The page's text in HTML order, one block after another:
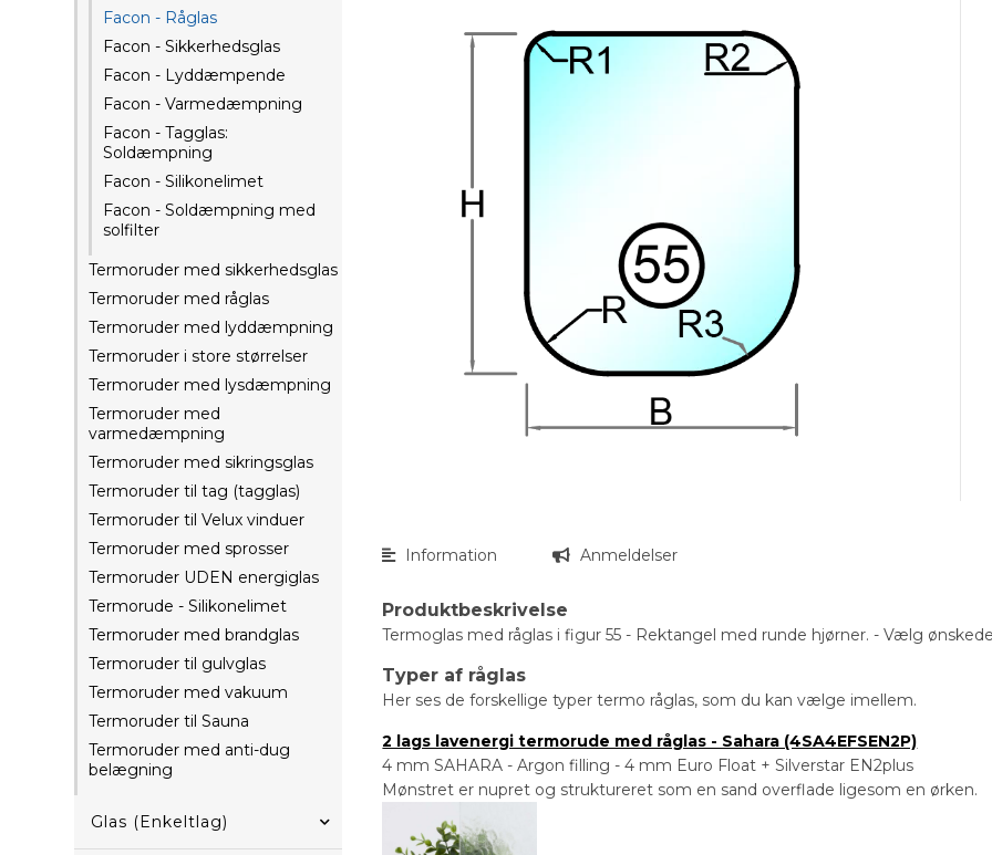
Facon - Råglas
Facon - Sikkerhedsglas
Facon - Lyddæmpende
Facon - Varmedæmpning
Facon - Tagglas:
Soldæmpning
Facon - Silikonelimet
Facon - Soldæmpning med
solfilter
Termoruder med sikkerhedsglas
Termoruder med råglas
Termoruder med lyddæmpning
Termoruder i store størrelser
Termoruder med lysdæmpning
Termoruder med
varmedæmpning
Termoruder med sikringsglas
Termoruder til tag (tagglas)
Termoruder til Velux vinduer
Termoruder med sprosser
Termoruder UDEN energiglas
Termorude - Silikonelimet
Termoruder med brandglas
Termoruder til gulvglas
Termoruder med vakuum
Termoruder til Sauna
Termoruder med anti-dug
belægning
Glas (Enkeltlag)
Information Anmeldelser
Produktbeskrivelse
Termoglas med råglas i figur 55 - Rektangel med runde hjørner. - Vælg
Typer af råglas
Her ses de forskellige typer termo råglas, som du kan vælge imellem.
2 lags lavenergi termorude med råglas - Sahara (4SA4EFSEN2P)
4 mm SAHARA - Argon filling - 4 mm Euro Float + Silverstar EN2plus
Mønstret er nupret og struktureret som en sand overflade ligesom en ørken.